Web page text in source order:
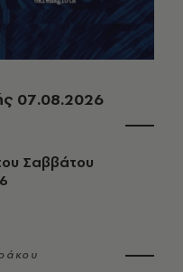
07.08.2026
Σαββάτου